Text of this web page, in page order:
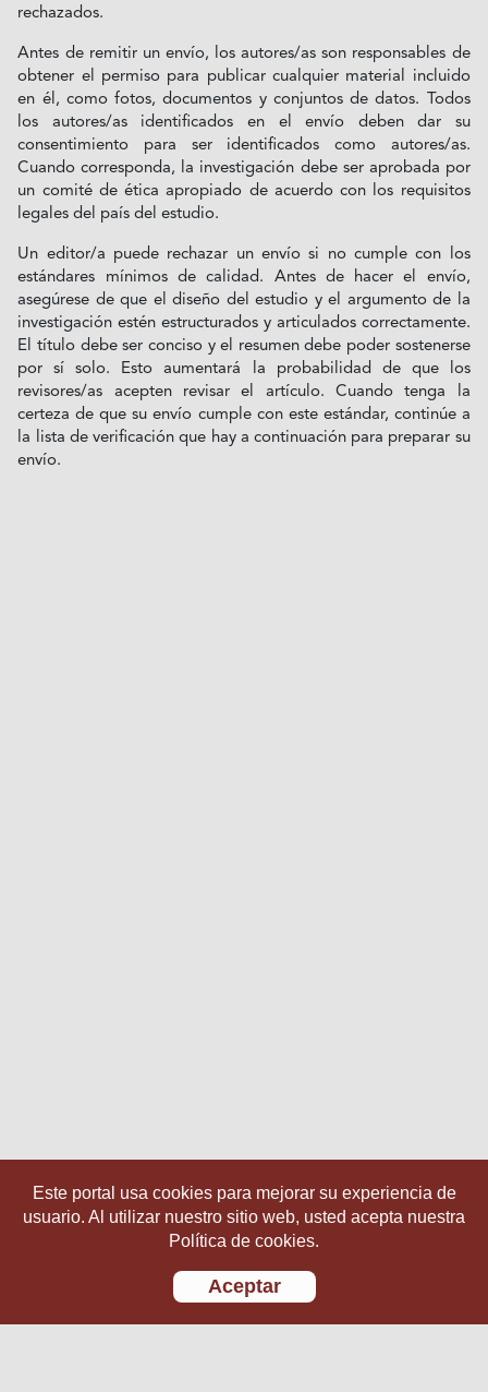
rechazados.
Antes de remitir un envío, los autores/as son responsables de
obtener el permiso para publicar cualquier material incluido
en él, como fotos, documentos y conjuntos de datos. Todos
los autores/as identificados en el envío deben dar su
consentimiento para ser identificados como autores/as.
Cuando corresponda, la investigación debe ser aprobada por
un comité de ética apropiado de acuerdo con los requisitos
legales del país del estudio.
Un editor/a puede rechazar un envío si no cumple con los
estándares mínimos de calidad. Antes de hacer el envío,
asegúrese de que el diseño del estudio y el argumento de la
investigación estén estructurados y articulados correctamente.
El título debe ser conciso y el resumen debe poder sostenerse
por sí solo. Esto aumentará la probabilidad de que los
revisores/as acepten revisar el artículo. Cuando tenga la
certeza de que su envío cumple con este estándar, continúe a
la lista de verificación que hay a continuación para preparar su
envío.
Este portal usa cookies para mejorar su experiencia de
usuario. Al utilizar nuestro sitio web, usted acepta nuestra
Política de cookies.
Aceptar